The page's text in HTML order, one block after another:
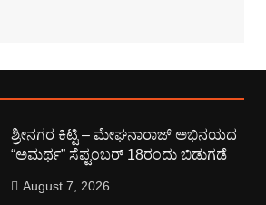
ಶ್ರೀನಗರ ಕಿಟ್ಟಿ – ಮೇಘನಾರಾಜ್ ಅಭಿನಯದ
“ಅಮರ್ಥ” ಸೆಪ್ಟಂಬರ್ 18ರಂದು ಬಿಡುಗಡೆ
August 7, 2026